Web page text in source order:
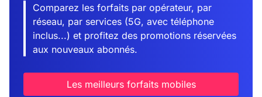
Comparez les forfaits par opérateur, par
réseau, par services (5G, avec téléphone
inclus...) et profitez des promotions réservées
aux nouveaux abonnés.
Les meilleurs forfaits mobiles